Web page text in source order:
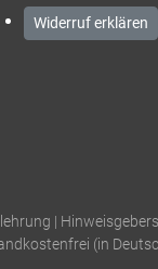
Widerruf erklären
|
(in